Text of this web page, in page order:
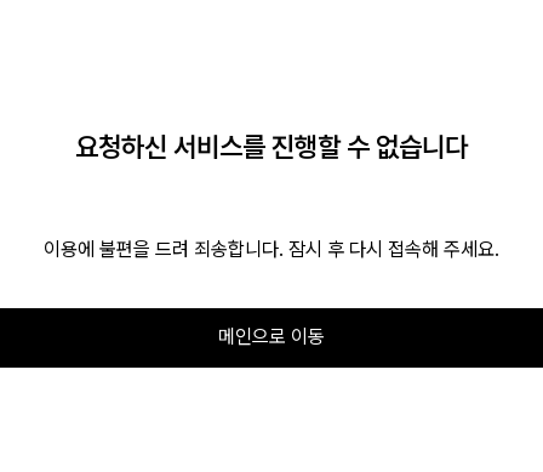
요청하신 서비스를 진행할 수 없습니다
이용에 불편을 드려 죄송합니다. 잠시 후 다시 접속해 주세요.
메인으로 이동